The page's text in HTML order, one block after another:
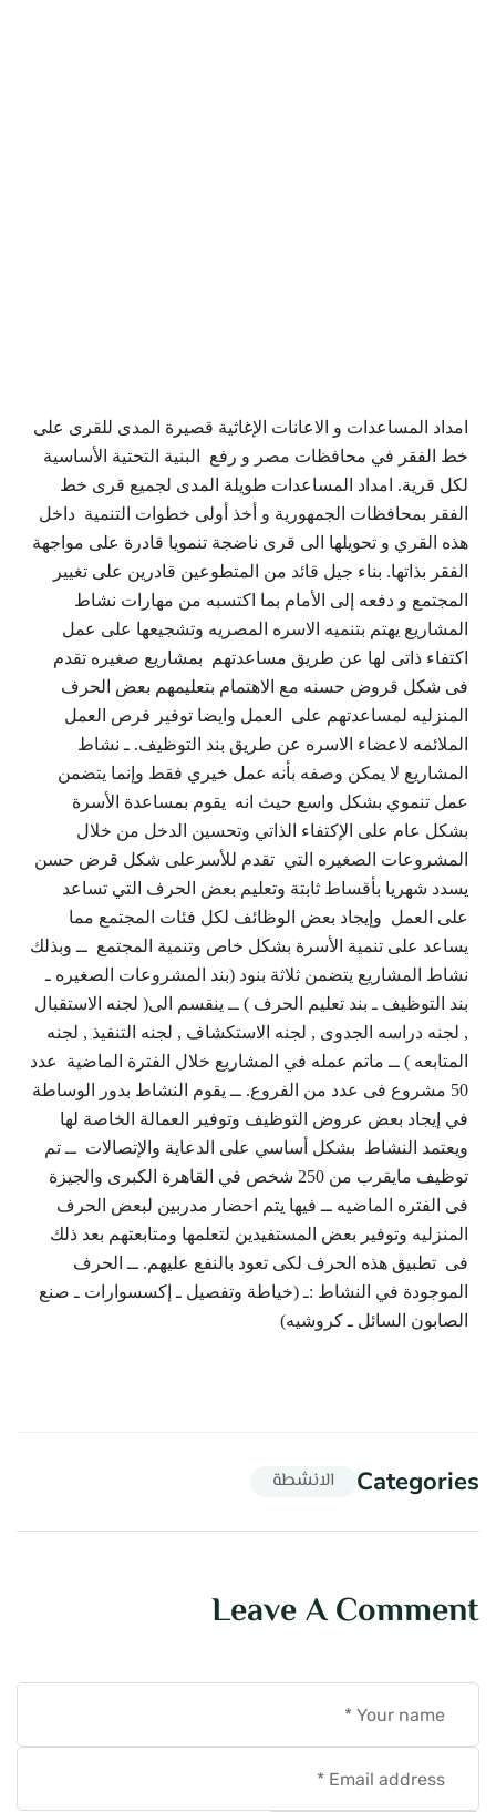
امداد المساعدات و الاعانات الإغاثية قصيرة المدى للقرى على
خط الفقر في محافظات مصر و رفع البنية التحتية الأساسية
لكل قرية. امداد المساعدات طويلة المدى لجميع قرى خط
الفقر بمحافظات الجمهورية و أخذ أولى خطوات التنمية داخل
هذه القري و تحويلها الى قرى ناضجة تنمويا قادرة على مواجهة
الفقر بذاتها. بناء جيل قائد من المتطوعين قادرين على تغيير
المجتمع و دفعه إلى الأمام بما اكتسبه من مهارات نشاط
المشاريع يهتم بتنميه الاسره المصريه وتشجيعها على عمل
اكتفاء ذاتى لها عن طريق مساعدتهم بمشاريع صغيره تقدم
فى شكل قروض حسنه مع الاهتمام بتعليمهم بعض الحرف
المنزليه لمساعدتهم على العمل وايضا توفير فرص العمل
الملائمه لاعضاء الاسره عن طريق بند التوظيف. ـ نشاط
المشاريع لا يمكن وصفه بأنه عمل خيري فقط وإنما يتضمن
عمل تنموي بشكل واسع حيث انه يقوم بمساعدة الأسرة
بشكل عام على الإكتفاء الذاتي وتحسين الدخل من خلال
المشروعات الصغيره التي تقدم للأسرعلى شكل قرض حسن
يسدد شهريا بأقساط ثابتة وتعليم بعض الحرف التي تساعد
على العمل وإيجاد بعض الوظائف لكل فئات المجتمع مما
يساعد على تنمية الأسرة بشكل خاص وتنمية المجتمع ــ وبذلك
نشاط المشاريع يتضمن ثلاثة بنود (بند المشروعات الصغيره ـ
بند التوظيف ـ بند تعليم الحرف ) ــ ينقسم الى( لجنه الاستقبال
, لجنه دراسه الجدوى , لجنه الاستكشاف , لجنه التنفيذ , لجنه
المتابعه ) ــ ماتم عمله في المشاريع خلال الفترة الماضية عدد
50 مشروع فى عدد من الفروع. ــ يقوم النشاط بدور الوساطة
في إيجاد بعض عروض التوظيف وتوفير العمالة الخاصة لها
ويعتمد النشاط بشكل أساسي على الدعاية والإتصالات ــ تم
توظيف مايقرب من 250 شخص في القاهرة الكبرى والجيزة
فى الفتره الماضيه ــ فيها يتم احضار مدربين لبعض الحرف
المنزليه وتوفير بعض المستفيدين لتعلمها ومتابعتهم بعد ذلك
فى تطبيق هذه الحرف لكى تعود بالنفع عليهم. ــ الحرف
الموجودة في النشاط :ـ (خياطة وتفصيل ـ إكسسوارات ـ صنع
الصابون السائل ـ كروشيه)
Categories الانشطة
Leave A Comment